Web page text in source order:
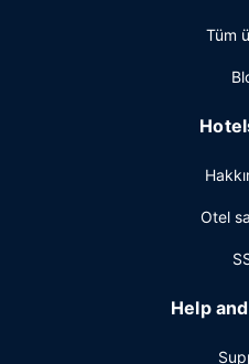
Tüm
Otel
Help